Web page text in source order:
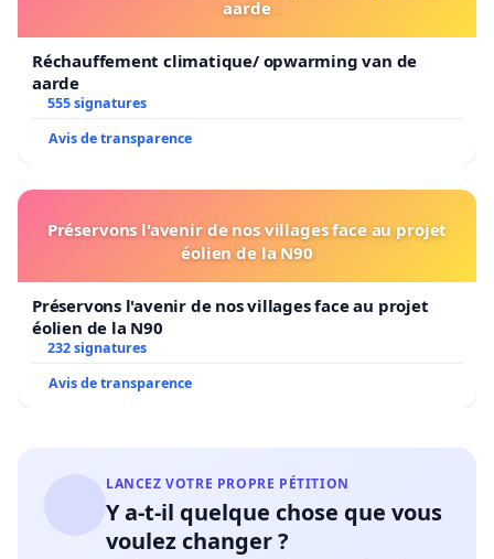
aarde
Réchauffement climatique/ opwarming van de
aarde
555 signatures
Avis de transparence
Préservons l'avenir de nos villages face au projet
éolien de la N90
Préservons l'avenir de nos villages face au projet
éolien de la N90
232 signatures
Avis de transparence
LANCEZ VOTRE PROPRE PÉTITION
Y a-t-il quelque chose que vous
voulez changer ?